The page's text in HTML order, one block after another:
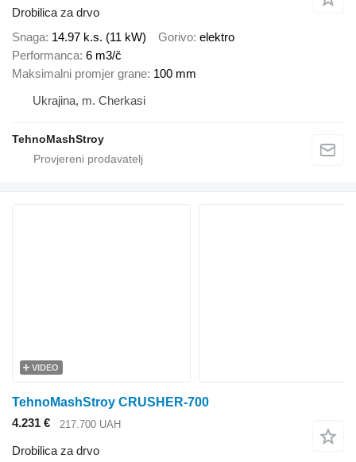
Drobilica za drvo
Snaga 14.97 k.s. (11 kW) Gorivo elektro
Performanca 6 m3/č
Maksimalni promjer grane 100 mm
Ukrajina, m. Cherkasi
TehnoMashStroy
VIDEO
TehnoMashStroy CRUSHER-700
4.231 €
217.700 UAH
Drobilica za drvo